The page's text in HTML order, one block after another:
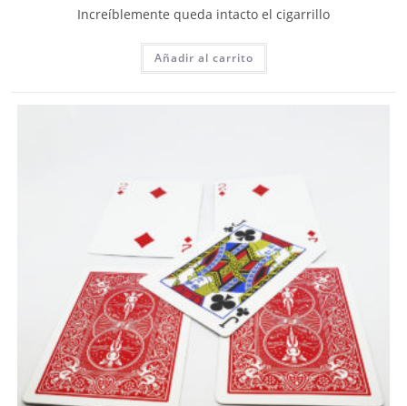
Increíblemente queda intacto el cigarrillo
Añadir al carrito